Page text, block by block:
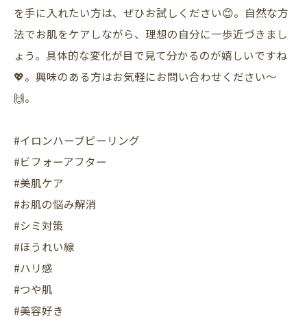
を手に入れたい方は、ぜひお試しください😊。自然な方
法でお肌をケアしながら、理想の自分に一歩近づきまし
ょう。具体的な変化が目で見て分かるのが嬉しいですね
💖。興味のある方はお気軽にお問い合わせください〜
🙌。
#イロンハーブピーリング
#ビフォーアフター
#美肌ケア
#お肌の悩み解消
#シミ対策
#ほうれい線
#ハリ感
#つや肌
#美容好き